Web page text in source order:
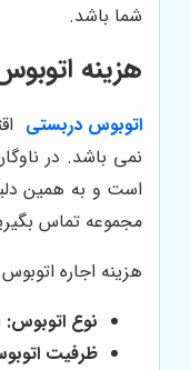
شما باشد.
هزینه
اتوبوس دربستی
است و به همین
مجموعه تماس
هزینه اجاره
نوع اتوبوس:
ظرفیت